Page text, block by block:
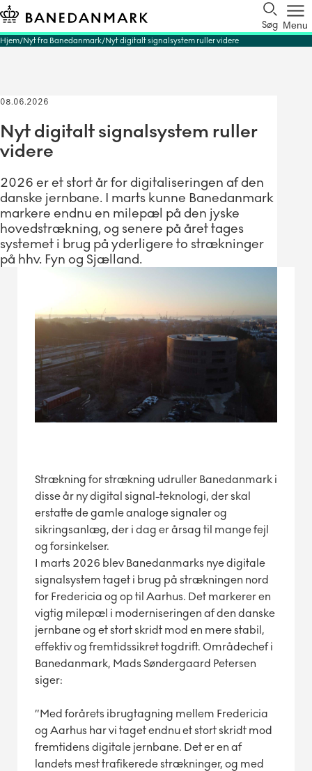
Søg Menu
Hjem Nyt fra Banedanmark Nyt digitalt signalsystem ruller videre
08.06.2026
Nyt digitalt signalsystem ruller
videre
2026 er et stort år for digitaliseringen af den
danske jernbane. I marts kunne Banedanmark
markere endnu en milepæl på den jyske
hovedstrækning, og senere på året tages
systemet i brug på yderligere to strækninger
på hhv. Fyn og Sjælland.
Strækning for strækning udruller Banedanmark i
disse år ny digital signal-teknologi, der skal
erstatte de gamle analoge signaler og
sikringsanlæg, der i dag er årsag til mange fejl
og forsinkelser.
I marts 2026 blev Banedanmarks nye digitale
signalsystem taget i brug på strækningen nord
for Fredericia og op til Aarhus. Det markerer en
vigtig milepæl i moderniseringen af den danske
jernbane og et stort skridt mod en mere stabil,
effektiv og fremtidssikret togdrift. Områdechef i
Banedanmark, Mads Søndergaard Petersen
siger:
”Med forårets ibrugtagning mellem Fredericia
og Aarhus har vi taget endnu et stort skridt mod
fremtidens digitale jernbane. Det er en af
landets mest trafikerede strækninger, og med